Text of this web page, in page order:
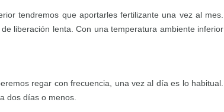
tendremos que aportarles fertilizante una vez al mes.
liberación lenta. Con una temperatura ambiente inferior
regar con frecuencia, una vez al día es lo habitual.
dos días o menos.